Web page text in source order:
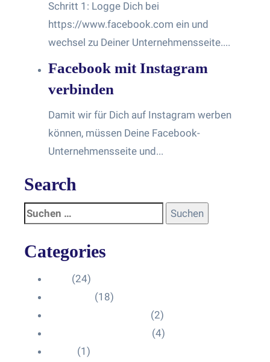
Schritt 1: Logge Dich bei
https://www.facebook.com ein und
wechsel zu Deiner Unternehmensseite....
Facebook mit Instagram
verbinden
Damit wir für Dich auf Instagram werben
können, müssen Deine Facebook-
Unternehmensseite und...
Search
Categories
(24)
(18)
(2)
(4)
(1)